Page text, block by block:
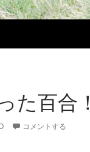
た百合！
コメントする